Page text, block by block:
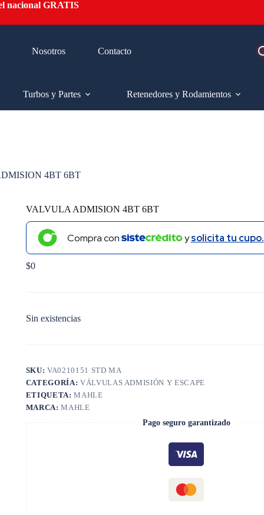
nacional GRATIS
Nosotros Contacto
Turbos y Partes Retenedores y Rodamientos
4BT 6BT
VALVULA ADMISION 4BT 6BT
Compra con ysolicita tu cupo.
$0
Sin existencias
SKU:VA0210151 STD MA
CATEGORÍA: VÁLVULAS ADMISIÓN Y ESCAPE
ETIQUETA:MAHLE
MARCA:MAHLE
Pago seguro garantizado